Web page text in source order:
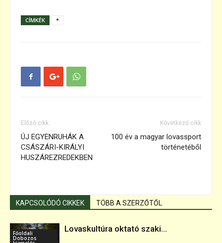
CÍMKÉK *
Előző cikk
ÚJ EGYENRUHÁK A
CSÁSZÁRI-KIRÁLYI
HUSZÁREZREDEKBEN
Következő cikk
100 év a magyar lovassport
történetéből
KAPCSOLÓDÓ CIKKEK TÖBB A SZERZŐTŐL
Főoldali
Dobozos
Lovaskultúra oktató szaki...